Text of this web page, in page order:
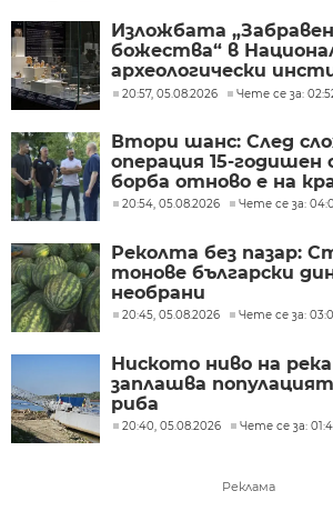
Изложбата
божества“ в
археологически
при БАН
20:57, 05.08.2026 Чете се за:
Втори шанс: След
операция 15-годишен
борба отново е на
20:54, 05.08.2026 Чете се за:
Реколта без пазар:
тонове български
необрани
20:45, 05.08.2026 Чете се за:
Ниското ниво на
заплашва
риба
20:40, 05.08.2026 Чете се за:
Реклама